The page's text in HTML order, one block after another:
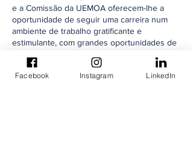
e a Comissão da UEMOA oferecem-lhe a
oportunidade de seguir uma carreira num
ambiente de trabalho gratificante e
estimulante, com grandes oportunidades de
perspectiva de construir carreira em sua
área de atuação
Facebook Instagram LinkedIn